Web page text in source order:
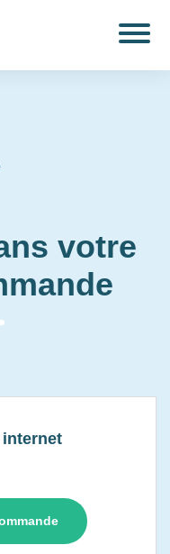
votre
internet